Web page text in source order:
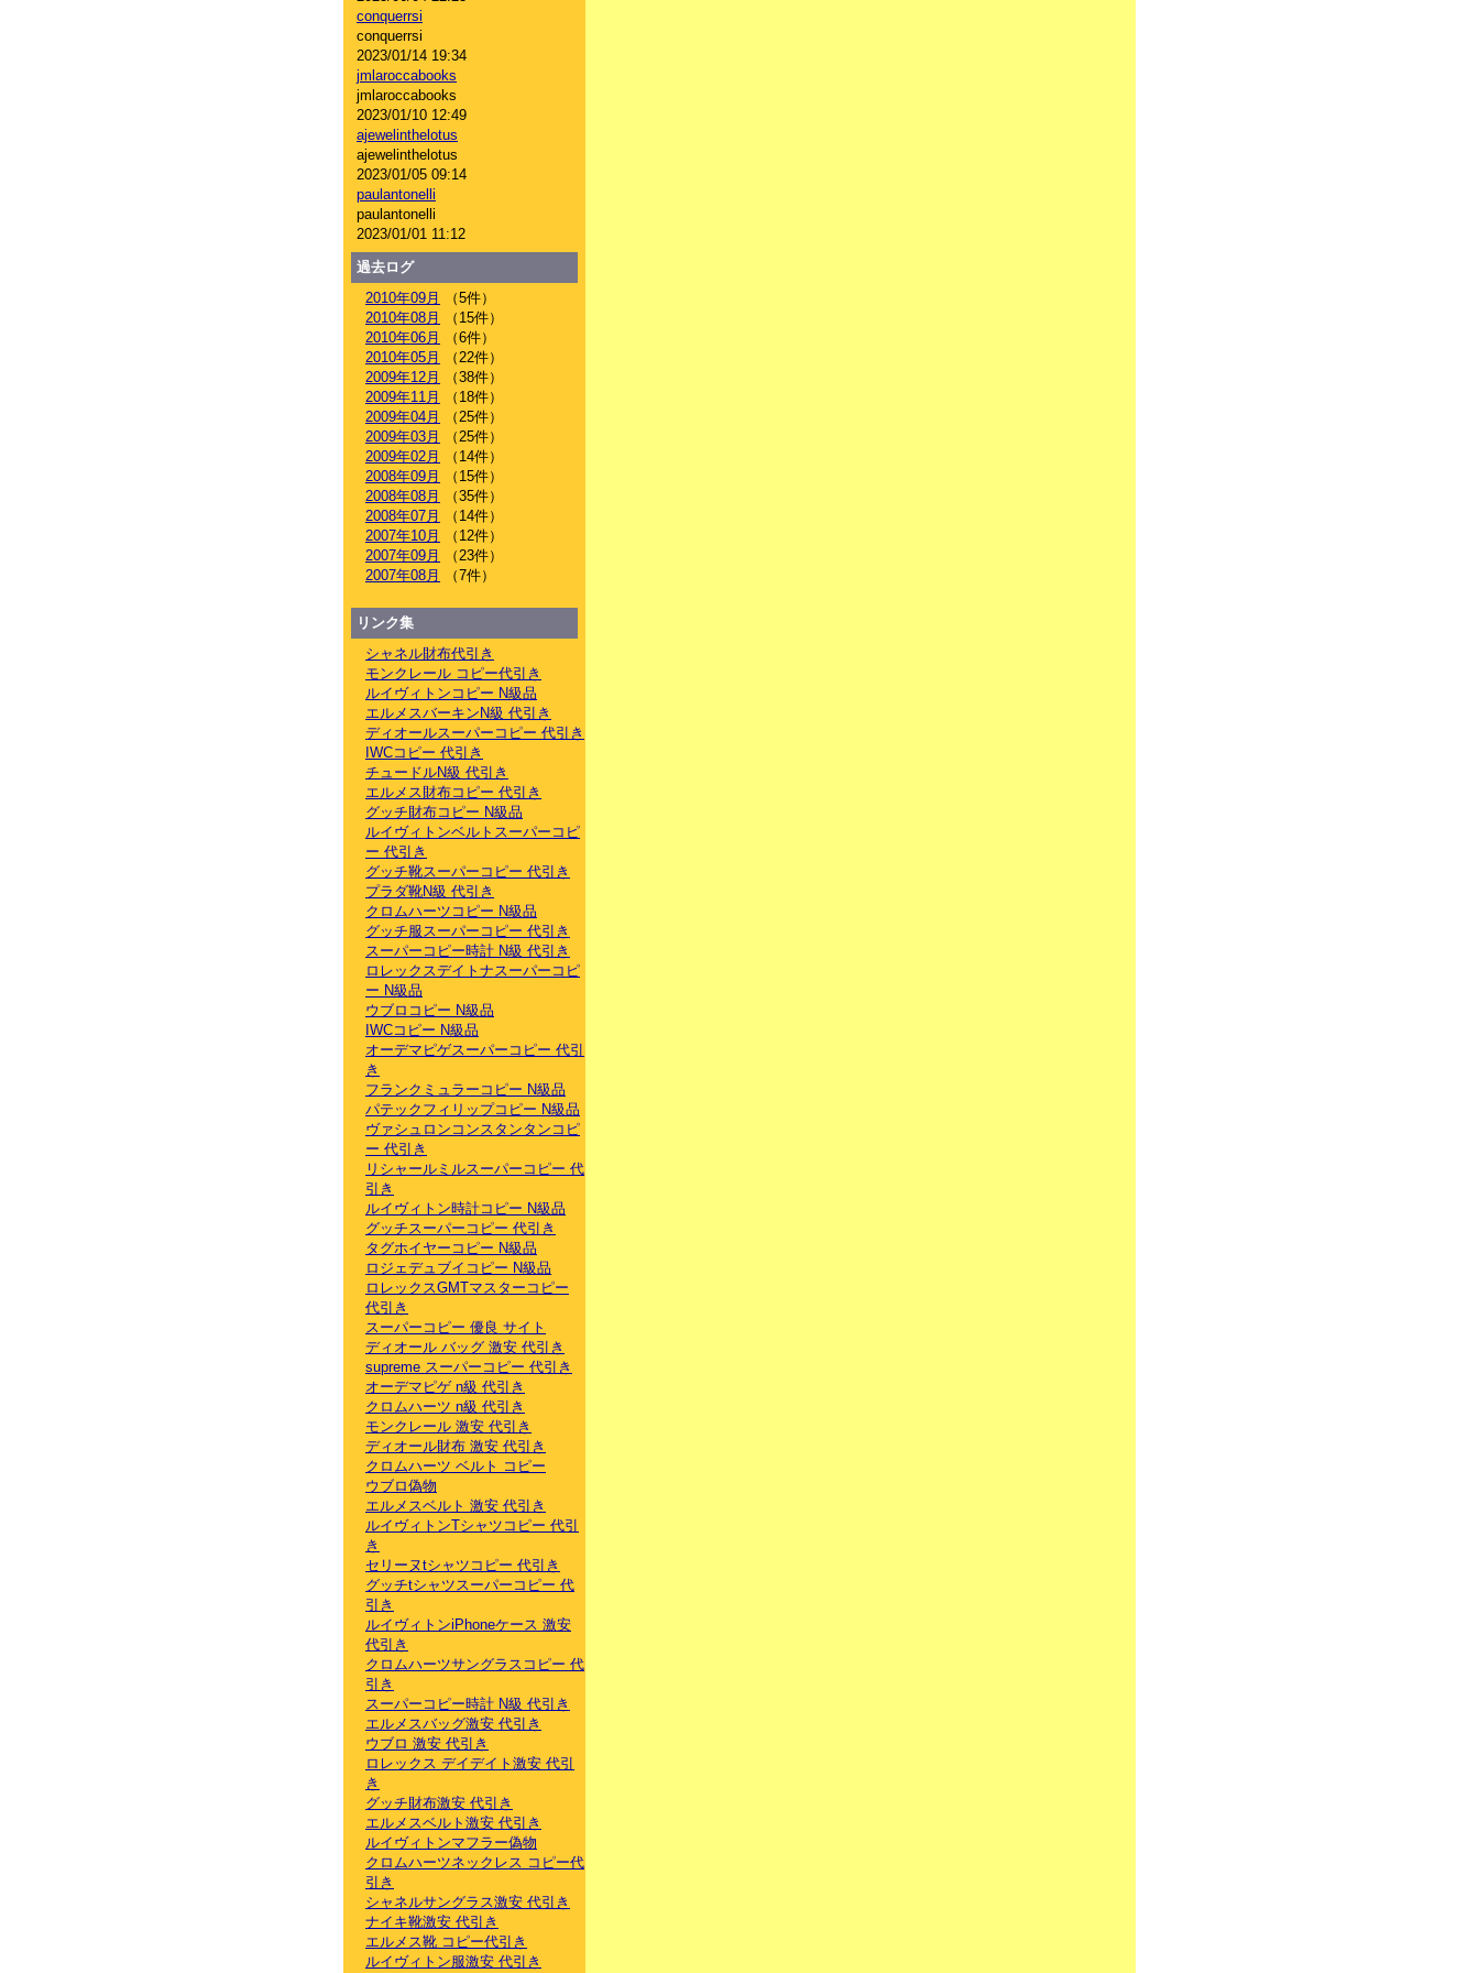
conquerrsi
conquerrsi
2023/01/14 19:34
jmlaroccabooks
jmlaroccabooks
2023/01/10 12:49
ajewelinthelotus
ajewelinthelotus
2023/01/05 09:14
paulantonelli
paulantonelli
2023/01/01 11:12
過去ログ
2010年09月
（5件）
2010年08月
（15件）
2010年06月
（6件）
2010年05月
（22件）
2009年12月
（38件）
2009年11月
（18件）
2009年04月
（25件）
2009年03月
（25件）
2009年02月
（14件）
2008年09月
（15件）
2008年08月
（35件）
2008年07月
（14件）
2007年10月
（12件）
2007年09月
（23件）
2007年08月
（7件）
リンク集
シャネル財布代引き
モンクレール コピー代引き
ルイヴィトンコピー N級品
エルメスバーキンN級 代引き
ディオールスーパーコピー 代引き
IWCコピー 代引き
チュードルN級 代引き
エルメス財布コピー 代引き
グッチ財布コピー N級品
ルイヴィトンベルトスーパーコピ
ー 代引き
グッチ靴スーパーコピー 代引き
プラダ靴N級 代引き
クロムハーツコピー N級品
グッチ服スーパーコピー 代引き
スーパーコピー時計 N級 代引き
ロレックスデイトナスーパーコピ
ー N級品
ウブロコピー N級品
IWCコピー N級品
オーデマピゲスーパーコピー 代引
き
フランクミュラーコピー N級品
パテックフィリップコピー N級品
ヴァシュロンコンスタンタンコピ
ー 代引き
リシャールミルスーパーコピー 代
引き
ルイヴィトン時計コピー N級品
グッチスーパーコピー 代引き
タグホイヤーコピー N級品
ロジェデュブイコピー N級品
ロレックスGMTマスターコピー
代引き
スーパーコピー 優良 サイト
ディオール バッグ 激安 代引き
supreme スーパーコピー 代引き
オーデマピゲ n級 代引き
クロムハーツ n級 代引き
モンクレール 激安 代引き
ディオール財布 激安 代引き
クロムハーツ ベルト コピー
ウブロ偽物
エルメスベルト 激安 代引き
ルイヴィトンTシャツコピー 代引
き
セリーヌtシャツコピー 代引き
グッチtシャツスーパーコピー 代
引き
ルイヴィトンiPhoneケース 激安
代引き
クロムハーツサングラスコピー 代
引き
スーパーコピー時計 N級 代引き
エルメスバッグ激安 代引き
ウブロ 激安 代引き
ロレックス デイデイト激安 代引
き
グッチ財布激安 代引き
エルメスベルト激安 代引き
ルイヴィトンマフラー偽物
クロムハーツネックレス コピー代
引き
シャネルサングラス激安 代引き
ナイキ靴激安 代引き
エルメス靴 コピー代引き
ルイヴィトン服激安 代引き